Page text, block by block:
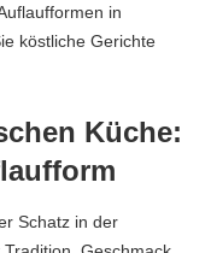
in
köstliche Gerichte
Küche:
Schatz in der